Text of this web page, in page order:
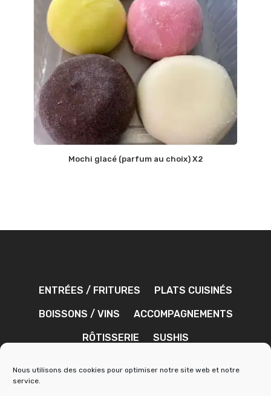
Nous utilisons des cookies pour optimiser notre site web et notre
service.
Mochi glacé (parfum au choix) X2
ENTRÉES / FRITURES PLATS CUISINÉS
BOISSONS / VINS ACCOMPAGNEMENTS
RÔTISSERIE SUSHIS